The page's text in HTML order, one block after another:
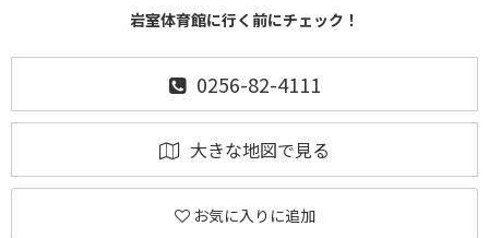
岩室体育館に行く前にチェック！
0256-82-4111
大きな地図で見る
お気に入りに追加